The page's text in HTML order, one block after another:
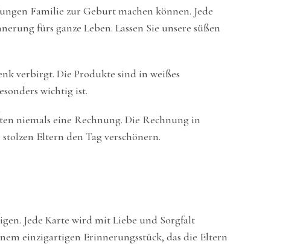
Familie zur Geburt machen können. Jede
fürs ganze Leben. Lassen Sie unsere süßen
verbirgt. Die Produkte sind in weißes
wichtig ist.
niemals eine Rechnung. Die Rechnung in
Eltern den Tag verschönern.
Jede Karte wird mit Liebe und Sorgfalt
einzigartigen Erinnerungsstück, das die Eltern